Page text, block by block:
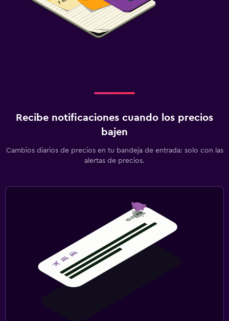
Recibe notificaciones cuando los precios
bajen
Cambios diarios de precios en tu bandeja de entrada: solo con las
alertas de precios.